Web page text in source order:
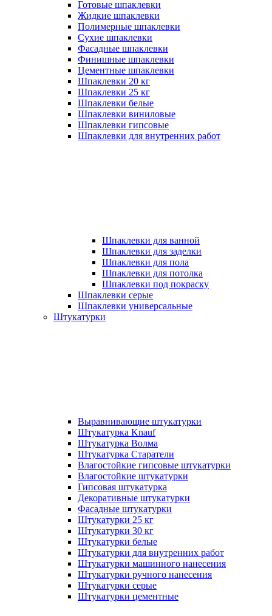
Готовые шпаклевки
Жидкие шпаклевки
Полимерные шпаклевки
Сухие шпаклевки
Фасадные шпаклевки
Финишные шпаклевки
Цементные шпаклевки
Шпаклевки 20 кг
Шпаклевки 25 кг
Шпаклевки белые
Шпаклевки виниловые
Шпаклевки гипсовые
Шпаклевки для внутренних работ
Шпаклевки для ванной
Шпаклевки для заделки
Шпаклевки для пола
Шпаклевки для потолка
Шпаклевки под покраску
Шпаклевки серые
Шпаклевки универсальные
Штукатурки
Выравнивающие штукатурки
Штукатурка Knauf
Штукатурка Волма
Штукатурка Старатели
Влагостойкие гипсовые штукатурки
Влагостойкие штукатурки
Гипсовая штукатурка
Декоративные штукатурки
Фасадные штукатурки
Штукатурки 25 кг
Штукатурки 30 кг
Штукатурки белые
Штукатурки для внутренних работ
Штукатурки машинного нанесения
Штукатурки ручного нанесения
Штукатурки серые
Штукатурки цементные